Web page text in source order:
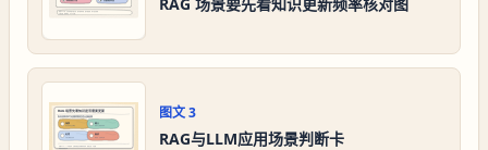
图文3
RAG与LLM应用场景判断卡